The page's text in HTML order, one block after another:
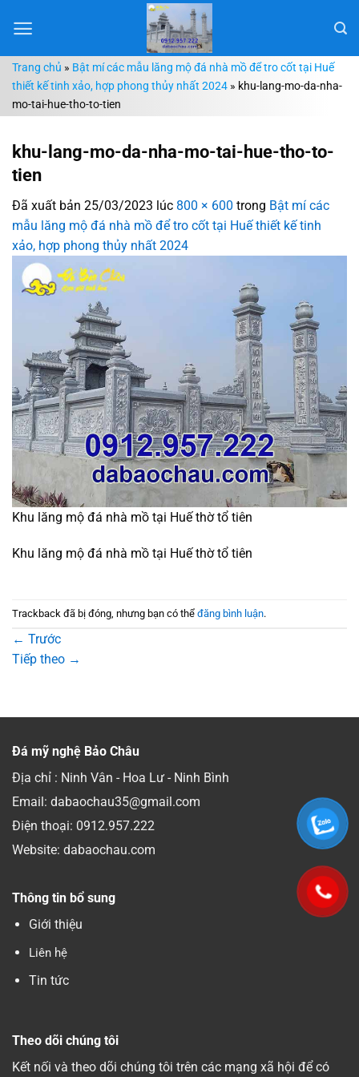
đến
dungTrang chủ » Bật mí các mẫu lăng mộ đá nhà mồ để tro cốt tại Huế
thiết kế tinh xảo, hợp phong thủy nhất 2024 » khu-lang-mo-da-nha-
mo-tai-hue-tho-to-tien
khu-lang-mo-da-nha-mo-tai-hue-tho-to-
tien
Đã xuất bản 25/03/2023 lúc 800 × 600 trong Bật mí các
mẫu lăng mộ đá nhà mồ để tro cốt tại Huế thiết kế tinh
xảo, hợp phong thủy nhất 2024
Khu lăng mộ đá nhà mồ tại Huế thờ tổ tiên
Khu lăng mộ đá nhà mồ tại Huế thờ tổ tiên
Trackback đã bị đóng, nhưng bạn có thể đăng bình luận.
← Trước
Tiếp theo →
Đá mỹ nghệ Bảo Châu
Địa chỉ : Ninh Vân - Hoa Lư - Ninh Bình
Email: dabaochau35@gmail.com
Điện thoại: 0912.957.222
Website: dabaochau.com
Thông tin bổ sung
Giới thiệu
Liên hệ
Tin tức
Theo dõi chúng tôi
Kết nối và theo dõi chúng tôi trên các mạng xã hội để có